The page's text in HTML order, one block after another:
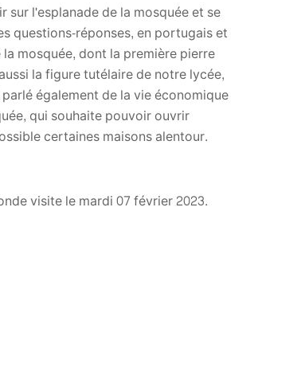
l'esplanade de la mosquée et se
questions-réponses, en portugais et
mosquée, dont la première pierre
la figure tutélaire de notre lycée,
également de la vie économique
qui souhaite pouvoir ouvrir
certaines maisons alentour.
visite le mardi 07 février 2023.